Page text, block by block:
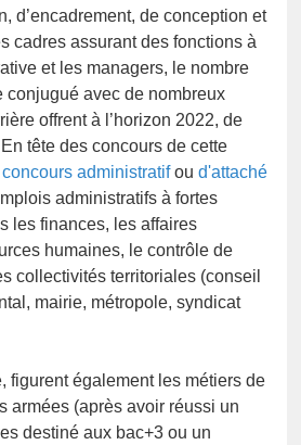
d’encadrement, de conception et
cadres assurant des fonctions à
et les managers, le nombre
conjugué avec de nombreux
offrent à l’horizon 2022, de
tête des concours de cette
concours administratifoud'attaché
administratifs à fortes
les finances, les affaires
humaines, le contrôle de
collectivités territoriales (conseil
mairie, métropole, syndicat
figurent également les métiers de
armées (après avoir réussi un
destiné aux bac+3 ou un